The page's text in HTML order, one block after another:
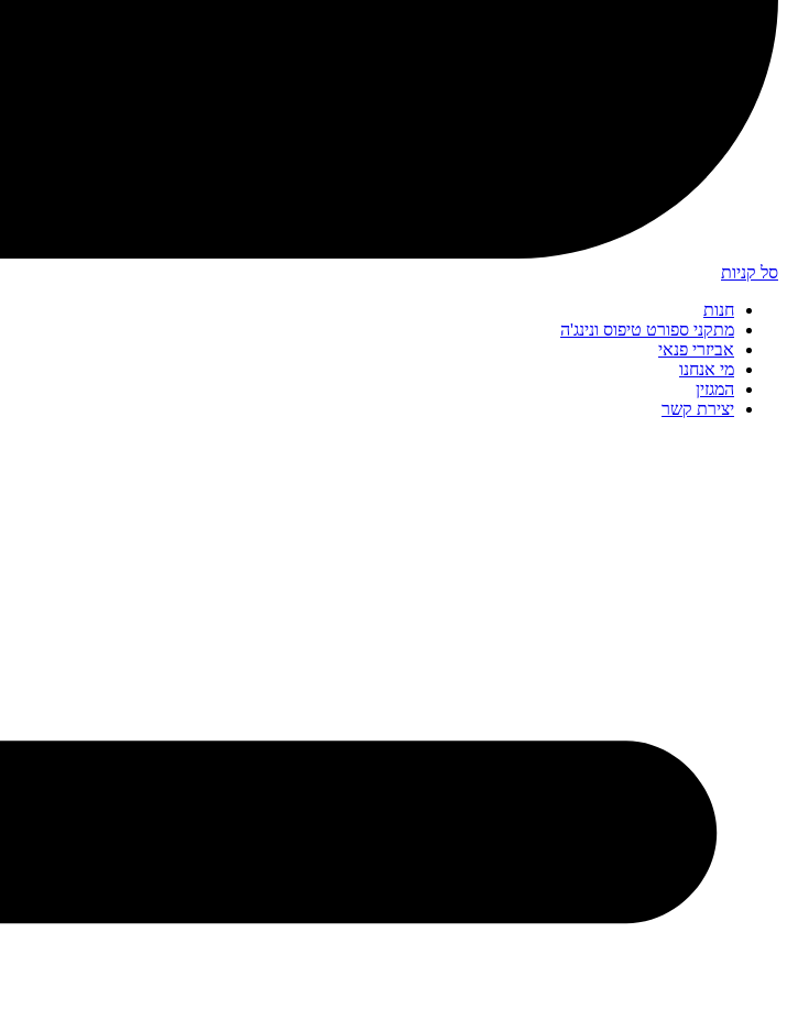
סל קניות
חנות
מתקני ספורט טיפוס ונינג'ה
אביזרי פנאי
מי אנחנו
המגזין
יצירת קשר